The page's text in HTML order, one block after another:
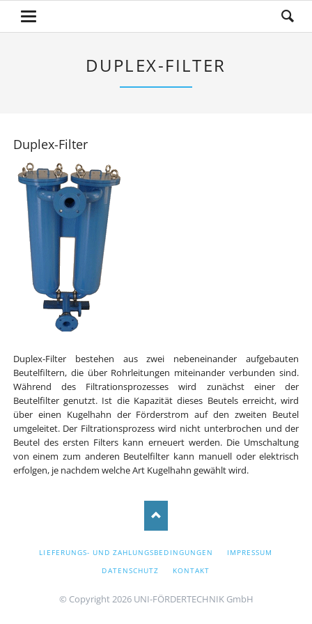
DUPLEX-FILTER
Duplex-Filter
Duplex-Filter bestehen aus zwei nebeneinander aufgebauten
Beutelfiltern, die über Rohrleitungen miteinander verbunden sind.
Während des Filtrationsprozesses wird zunächst einer der
Beutelfilter genutzt. Ist die Kapazität dieses Beutels erreicht, wird
über einen Kugelhahn der Förderstrom auf den zweiten Beutel
umgeleitet. Der Filtrationsprozess wird nicht unterbrochen und der
Beutel des ersten Filters kann erneuert werden. Die Umschaltung
von einem zum anderen Beutelfilter kann manuell oder elektrisch
erfolgen, je nachdem welche Art Kugelhahn gewählt wird.
LIEFERUNGS- UND ZAHLUNGSBEDINGUNGEN
IMPRESSUM
DATENSCHUTZ
KONTAKT
© Copyright 2026 UNI-FÖRDERTECHNIK GmbH